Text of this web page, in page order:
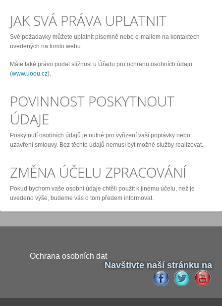
JAK SVÁ PRÁVA UPLATNIT
Své požadavky můžete uplatnit písemně nebo e-mailem na kontaktech
uvedených na tomto webu.
Máte také právo podat stížnost u Úřadu pro ochranu osobních údajů
(www.uoou.cz).
POVINNOST POSKYTNOUT
ÚDAJE
Poskytnutí osobních údajů je nutné pro vyřízení vaší poptávky nebo
uzavření smlouvy. Bez těchto údajů nemusí být možné služby realizovat.
ZMĚNA ÚČELU ZPRACOVÁNÍ
Pokud bychom vaše osobní údaje chtěli použít k jinému účelu, než je
uvedeno výše, budeme vás o tom předem informovat.
Ochrana osobních dat
Navštivte naší stránku na